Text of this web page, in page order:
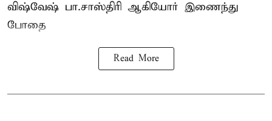
விஷ்வேஷ் பா.சாஸ்திரி ஆகியோர் இணைந்து
போதை
Read More